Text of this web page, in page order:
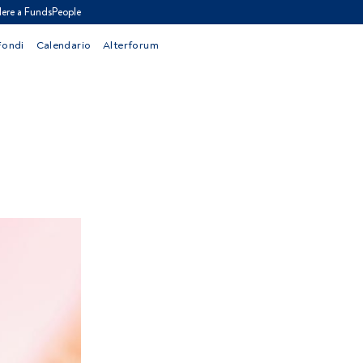
a FundsPeople
Calendario Alterforum